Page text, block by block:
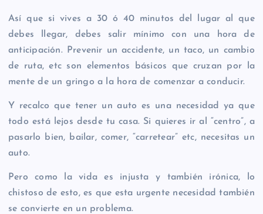
Así que si vives a 30 ó 40 minutos del lugar al que
debes llegar, debes salir mínimo con una hora de
anticipación. Prevenir un accidente, un taco, un cambio
de ruta, etc son elementos básicos que cruzan por la
mente de un gringo a la hora de comenzar a conducir.
Y recalco que tener un auto es una necesidad ya que
todo está lejos desde tu casa. Si quieres ir al “centro”, a
pasarlo bien, bailar, comer, “carretear” etc, necesitas un
auto.
Pero como la vida es injusta y también irónica, lo
chistoso de esto, es que esta urgente necesidad también
se convierte en un problema.